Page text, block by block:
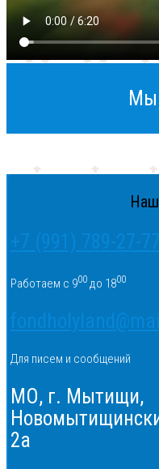
Мы
+7 (991) 789-27-77
Работаем с 900 до 1800
Для писем и сообщений
МО, г. Мытищи,
2а